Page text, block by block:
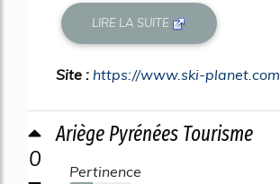
LIRE LA SUITE
Site : https://www.ski-planet.com
0
Ariège Pyrénées Tourisme
Pertinence